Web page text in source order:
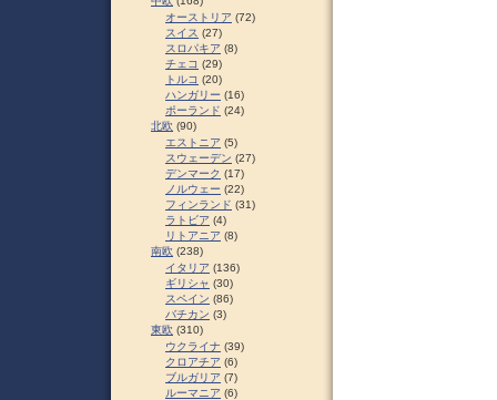
オーストリア (72)
スイス (27)
スロパキア (8)
チェコ (29)
トルコ (20)
ハンガリー (16)
ポーランド (24)
北欧 (90)
エストニア (5)
スウェーデン (27)
デンマーク (17)
ノルウェー (22)
フィンランド (31)
ラトビア (4)
リトアニア (8)
南欧 (238)
イタリア (136)
ギリシャ (30)
スペイン (86)
バチカン (3)
東欧 (310)
ウクライナ (39)
クロアチア (6)
ブルガリア (7)
ルーマニア (6)